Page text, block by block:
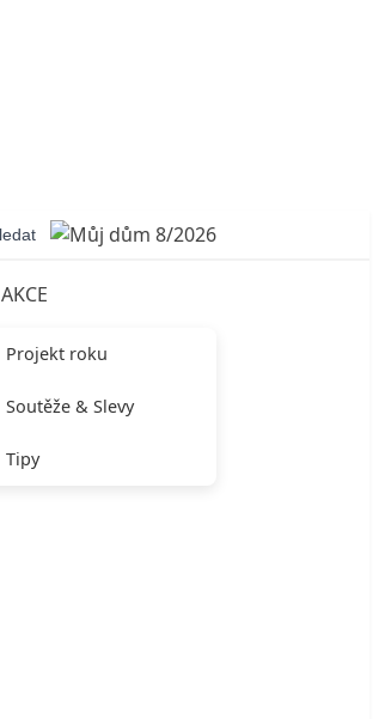
AKCE
Projekt roku
Soutěže & Slevy
Tipy